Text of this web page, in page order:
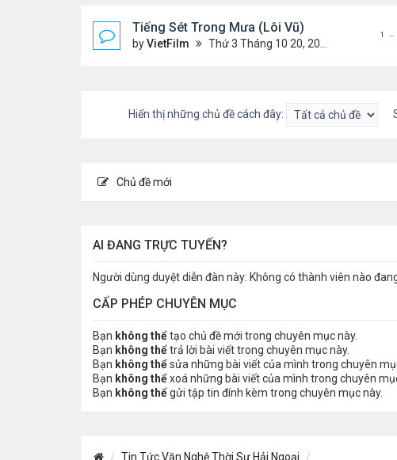
Tiếng Sét Trong Mưa (Lôi Vũ)
byVietFilm Thứ 3 Tháng 10 20, 2020 9:50 pm
1 …
Hiển thị những chủ đề cách đây:
Chủ đề mới
AI ĐANG TRỰC TUYẾN?
Người dùng duyệt diễn đàn này: Không có thành viên nào
CẤP PHÉP CHUYÊN MỤC
Bạn không thểtạo chủ đề mới trong chuyên mục này.
Bạn không thểtrả lời bài viết trong chuyên mục này.
Bạn không thểsửa những bài viết của mình trong chuyên
Bạn không thểxoá những bài viết của mình trong chuyên
Bạn không thểgửi tập tin đính kèm trong chuyên mục này.
Tin Tức Văn Nghệ Thời Sự Hải Ngoại